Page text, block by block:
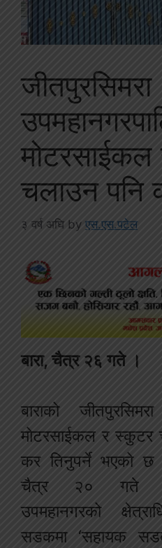
जीतपुरसिमरा
चलाउन पनि
३ वर्ष अघि by एस.एस.पटेल
बारा, चैत्र २६ गते ।
बाराको
मोटरसाईकल र स्कुटर
कर तिनुपर्ने भएको
चैत्र २० गते
उपमहानगरको
सडकमा ‘सहायक